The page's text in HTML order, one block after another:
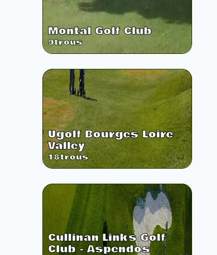
Montal Golf Club
9trous
Ugolf Bourges Loire
Valley
18trous
Cullinan Links Golf
Club - Aspendos